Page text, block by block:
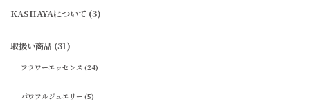
KASHAYAについて (3)
取扱い商品 (31)
フラワーエッセンス (24)
パワフルジュエリー (5)